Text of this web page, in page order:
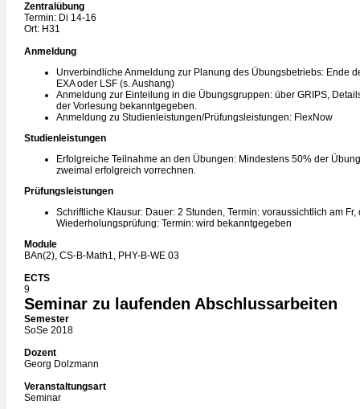
Zentralübung
Termin: Di 14-16
Ort: H31
Anmeldung
Unverbindliche Anmeldung zur Planung des Übungsbetriebs: Ende
EXA oder LSF (s. Aushang)
Anmeldung zur Einteilung in die Übungsgruppen: über GRIPS,
der Vorlesung bekanntgegeben.
Anmeldung zu Studienleistungen/Prüfungsleistungen: FlexNow
Studienleistungen
Erfolgreiche Teilnahme an den Übungen: Mindestens 50% der
zweimal erfolgreich vorrechnen.
Prüfungsleistungen
Schriftliche Klausur: Dauer: 2 Stunden, Termin: voraussichtlich am Fr,
Wiederholungsprüfung: Termin: wird bekanntgegeben
Module
BAn(2), CS-B-Math1, PHY-B-WE 03
ECTS
9
Seminar zu laufenden Abschlussarbeiten
Semester
SoSe 2018
Dozent
Georg Dolzmann
Veranstaltungsart
Seminar